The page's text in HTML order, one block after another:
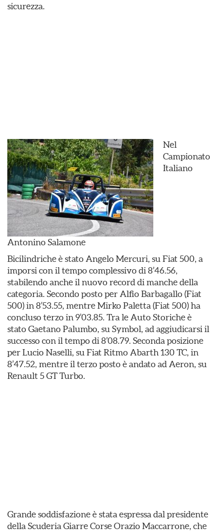
sicurezza.
Antonino Salamone
Nel
Campionato
Italiano
Bicilindriche è stato Angelo Mercuri, su Fiat 500, a
imporsi con il tempo complessivo di 8’46.56,
stabilendo anche il nuovo record di manche della
categoria. Secondo posto per Alfio Barbagallo (Fiat
500) in 8’53.55, mentre Mirko Paletta (Fiat 500) ha
concluso terzo in 9’03.85. Tra le Auto Storiche è
stato Gaetano Palumbo, su Symbol, ad aggiudicarsi il
successo con il tempo di 8’08.79. Seconda posizione
per Lucio Naselli, su Fiat Ritmo Abarth 130 TC, in
8’47.52, mentre il terzo posto è andato ad Aeron, su
Renault 5 GT Turbo.
Grande soddisfazione è stata espressa dal presidente
della Scuderia Giarre Corse Orazio Maccarrone, che